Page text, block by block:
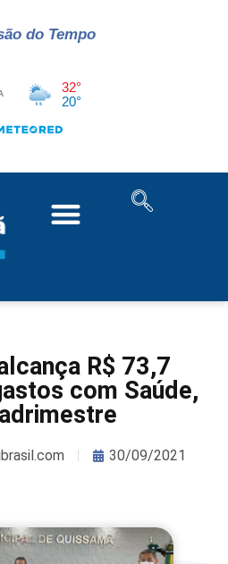
do Tempo
R$ 73,7
com Saúde,
30/09/2021